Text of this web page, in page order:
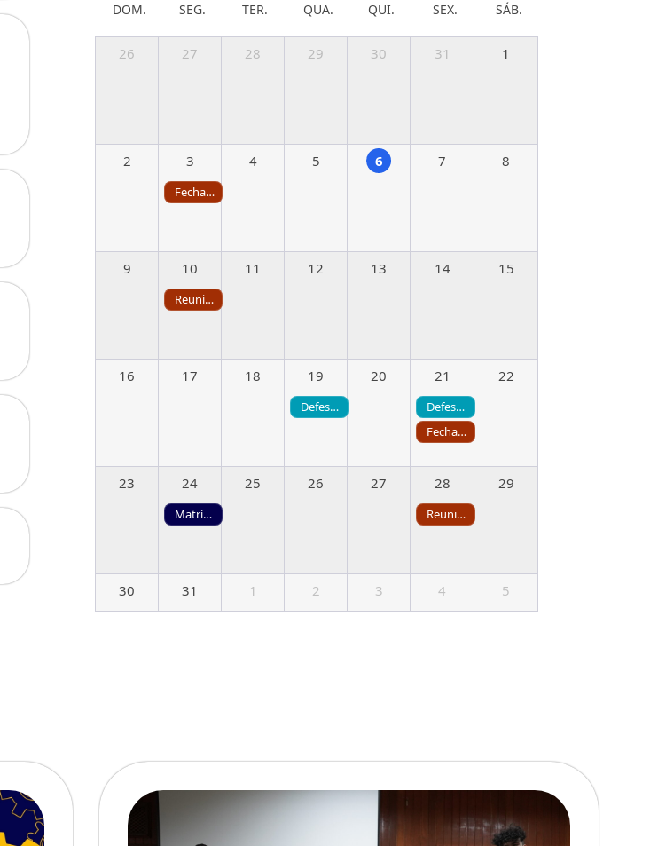
DOM. SEG. TER. QUA. QUI. SEX. SÁB.
26 27 28 29 30 31 1
2 3
Fechamento de Pauta da CPG
4 5 6 7 8
9 10
Reunião da CPG
11 12 13 14 15
16 17 18 19
Defesa de Mestrado | Estudo do desempenho à fadiga do aço de alta resistência em pontes de concreto armado – Lucas Brum Milos
20 21
Defesa de Mestrado | Análise de confiabilidade e sensibilidade de uma barragem de rejeitos sob efeitos climáticos utilizando active learning e modelos substitutos – Gabriela Rodrigues Leal
Fechamento de Pauta da CCP
22
23 24
Matrícula dos Alunos Regulares Novos e Especiais (3º período)
25 26 27 28
Reunião da CCP
29
30 31 1 2 3 4 5